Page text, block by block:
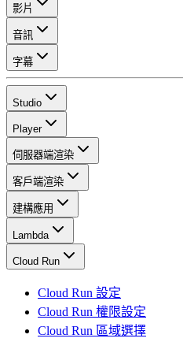
影片
音訊
字幕
Studio
Player
伺服器端渲染
客戶端渲染
建構應用
Lambda
Cloud Run
Cloud Run 設定
Cloud Run 權限設定
Cloud Run 區域選擇